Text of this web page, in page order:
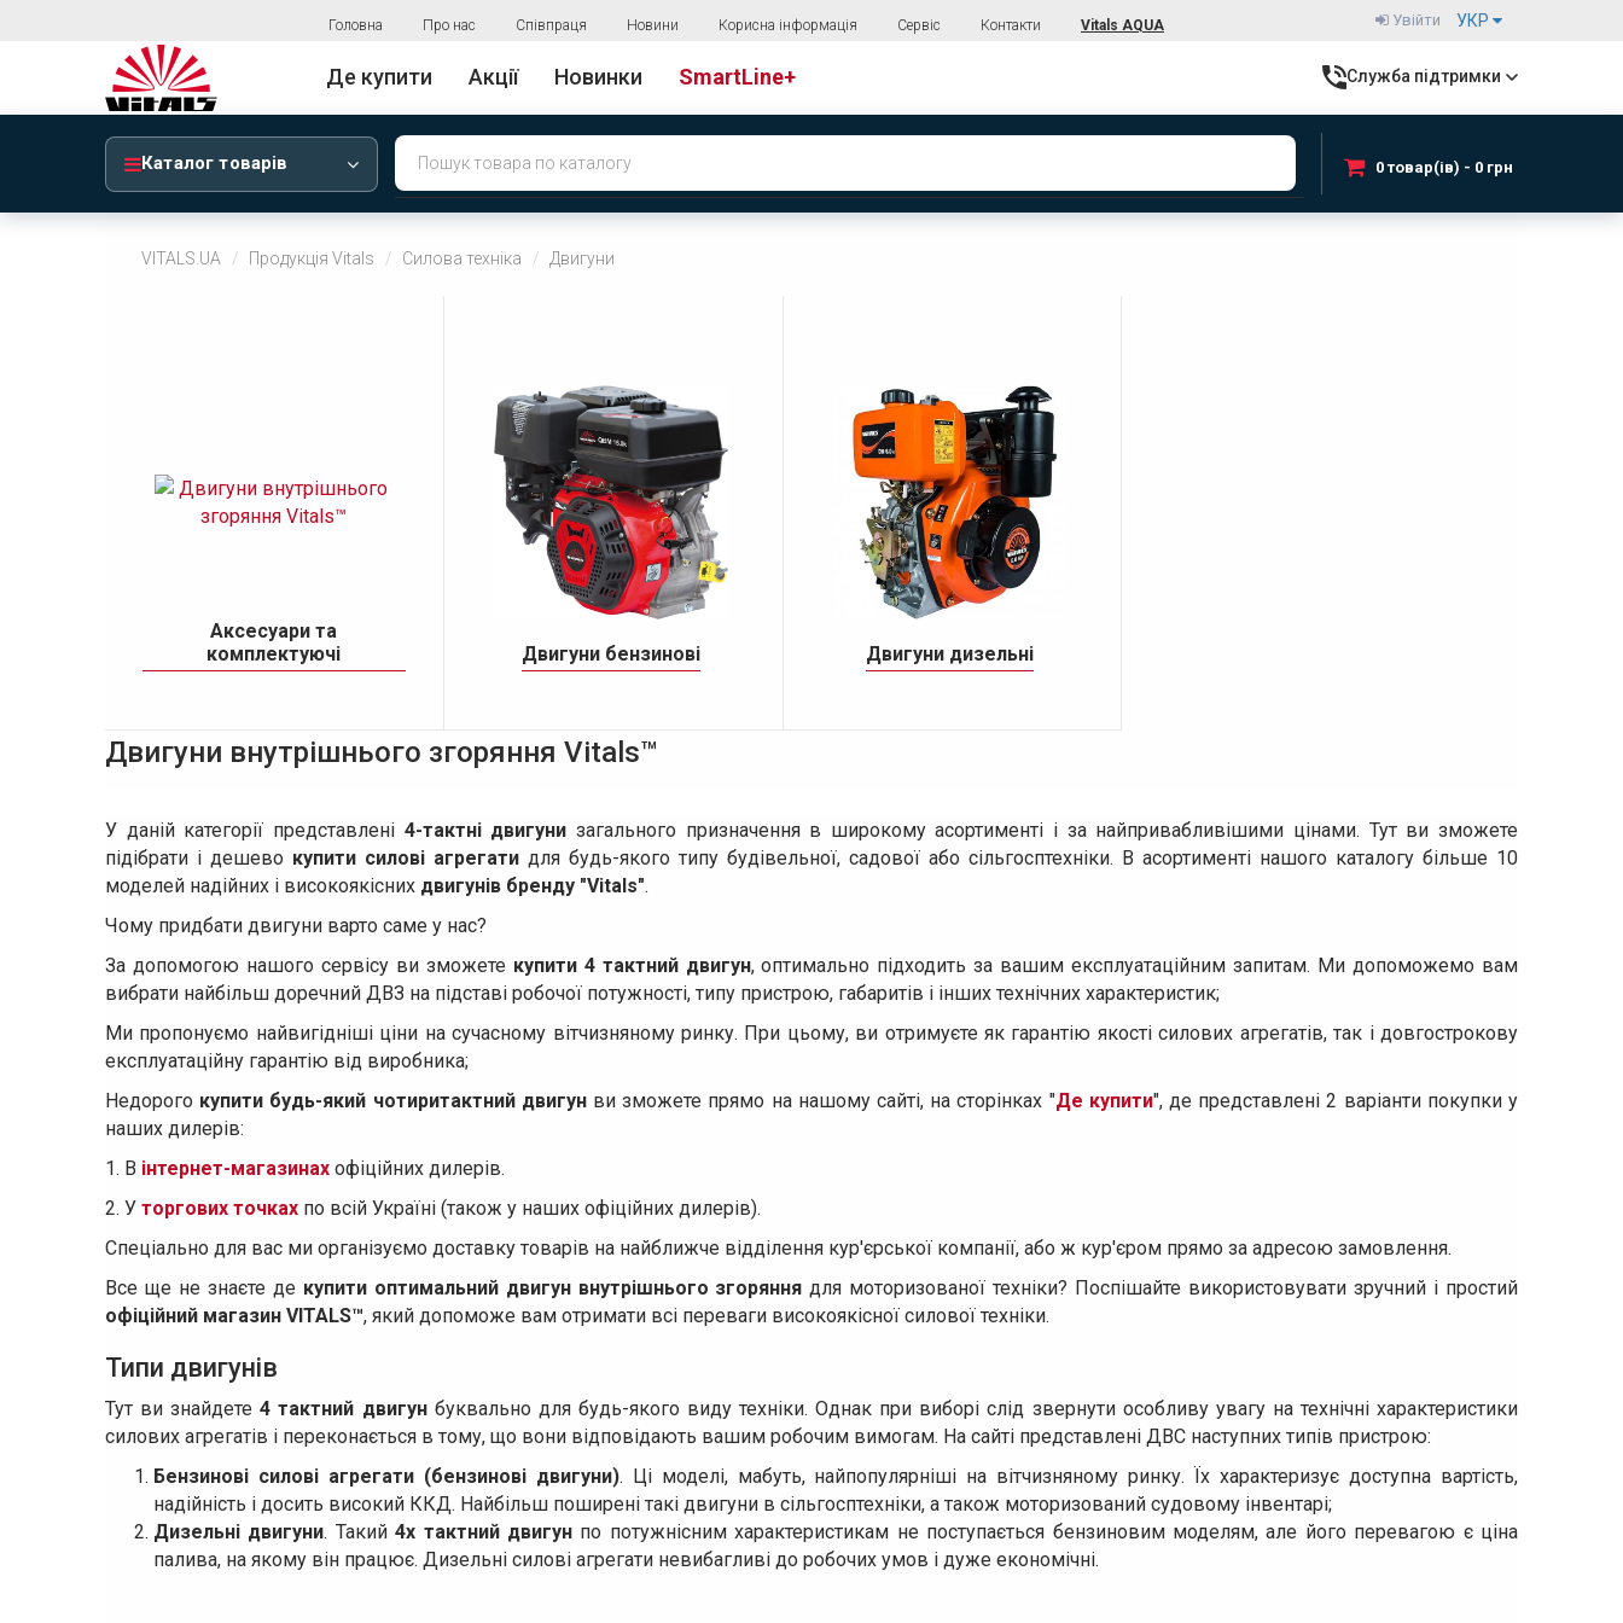
Головна Про нас Співпраця Новини Корисна інформація Сервіс Контакти Vitals AQUA УКР
Увійти
Де купити Акції Новинки SmartLine+ Служба підтримки
Каталог товарів 0 товар(ів) - 0 грн
VITALS.UA Продукція Vitals Силова техніка Двигуни
Аксесуари та
комплектуючі
Двигуни бензинові Двигуни дизельні
Двигуни внутрішнього згоряння Vitals™
У даній категорії представлені 4-тактні двигуни загального призначення в широкому асортименті і за найпривабливішими цінами. Тут ви зможете
підібрати і дешево купити силові агрегати для будь-якого типу будівельної, садової або сільгосптехніки. В асортименті нашого каталогу більше 10
моделей надійних і високоякісних двигунів бренду "Vitals".
Чому придбати двигуни варто саме у нас?
За допомогою нашого сервісу ви зможете купити 4 тактний двигун, оптимально підходить за вашим експлуатаційним запитам. Ми допоможемо вам
вибрати найбільш доречний ДВЗ на підставі робочої потужності, типу пристрою, габаритів і інших технічних характеристик;
Ми пропонуємо найвигідніші ціни на сучасному вітчизняному ринку. При цьому, ви отримуєте як гарантію якості силових агрегатів, так і довгострокову
експлуатаційну гарантію від виробника;
Недорого купити будь-який чотиритактний двигунви зможете прямо на нашому сайті, на сторінках "Де купити", де представлені 2 варіанти покупки у
наших дилерів:
1. В інтернет-магазинах офіційних дилерів.
2. У торгових точках по всій Україні (також у наших офіційних дилерів).
Спеціально для вас ми організуємо доставку товарів на найближче відділення кур'єрської компанії, або ж кур'єром прямо за адресою замовлення.
Все ще не знаєте де купити оптимальний двигун внутрішнього згоряння для моторизованої техніки? Поспішайте використовувати зручний і простий
офіційний магазин VITALS™, який допоможе вам отримати всі переваги високоякісної силової техніки.
Типи двигунів
Тут ви знайдете4 тактний двигунбуквально для будь-якого виду техніки. Однак при виборі слід звернути особливу увагу на технічні характеристики
силових агрегатів і переконається в тому, що вони відповідають вашим робочим вимогам. На сайті представлені ДВС наступних типів пристрою:
Бензинові силові агрегати (бензинові двигуни). Ці моделі, мабуть, найпопулярніші на вітчизняному ринку. Їх характеризує доступна вартість,
надійність і досить високий ККД. Найбільш поширені такі двигуни в сільгосптехніки, а також моторизований судовому інвентарі;
Дизельні двигуни. Такий4х тактний двигун по потужнісним характеристикам не поступається бензиновим моделям, але його перевагою є ціна
палива, на якому він працює. Дизельні силові агрегати невибагливі до робочих умов і дуже економічні.